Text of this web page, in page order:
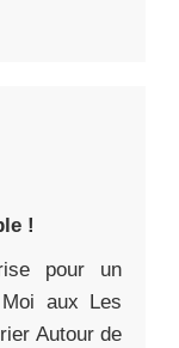
!
pour un
aux Les
Autour de